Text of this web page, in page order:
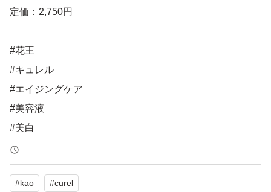
定価：2,750円
#花王
#キュレル
#エイジングケア
#美容液
#美白
#敏感肌
#4901301281715
#コスメ/美容
#kao #curel